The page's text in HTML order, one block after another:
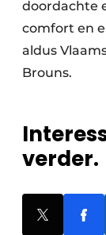
doordachte
comfort en
aldus
Brouns.
verder.